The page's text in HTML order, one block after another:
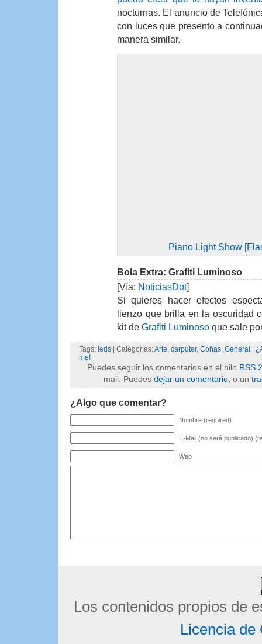
nocturnas. El anuncio de
con luces que presento a
manera similar.
Piano Light Show
Bola Extra: Grafiti Luminoso
[Vía: NoticiasDot]
Si quieres hacer efectos
lienzo que brilla en la oscuridad
kit de Grafiti Luminoso que sale
Tags: leds | Categorías:Arte carputer, Coñas General |
me!
Puedes seguir los comentarios en el hilo RSS
mail. Puedes dejar un comentario , o un
¿Algo que comentar?
Nombre (required)
E-Mail (no será publicado)
Web
Los contenidos propios de
Licencia de